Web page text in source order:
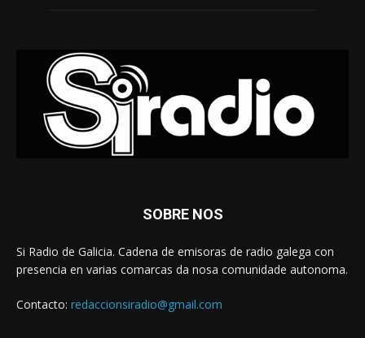
SOBRE NOS
Si Radio de Galicia. Cadena de emisoras de radio galega con
presencia en varias comarcas da nosa comunidade autonoma.
Contacto: redaccionsiradio@gmail.com